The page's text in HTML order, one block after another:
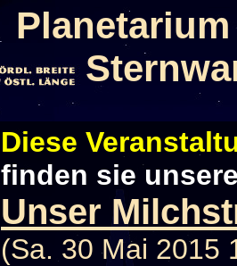
Diese
finden sie
Unser
(Sa. 30 Mai 2015